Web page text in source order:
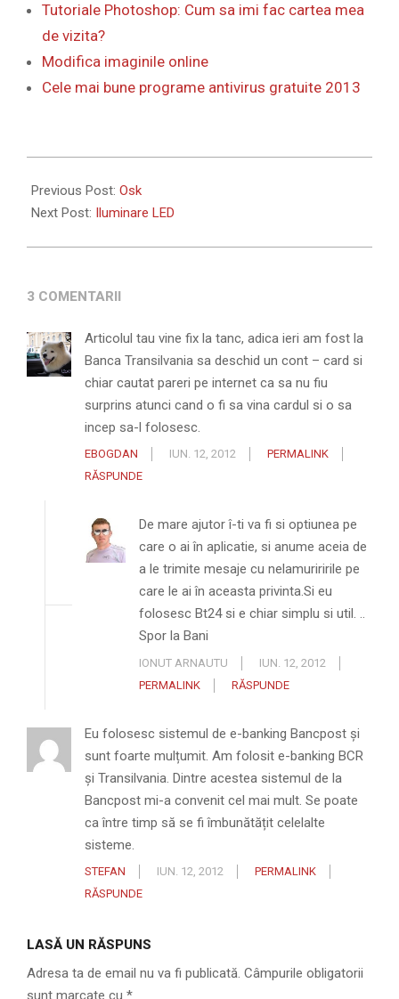
Tutoriale Photoshop: Cum sa imi fac cartea mea
de vizita?
Modifica imaginile online
Cele mai bune programe antivirus gratuite 2013
06-
12
Previous Post: Osk
Next Post: Iluminare LED
3 COMENTARII
Articolul tau vine fix la tanc, adica ieri am fost la
Banca Transilvania sa deschid un cont – card si
chiar cautat pareri pe internet ca sa nu fiu
surprins atunci cand o fi sa vina cardul si o sa
incep sa-l folosesc.
EBOGDAN IUN. 12, 2012
PERMALINK
RĂSPUNDE
De mare ajutor î-ti va fi si optiunea pe
care o ai în aplicatie, si anume aceia de
a le trimite mesaje cu nelamuriririle pe
care le ai în aceasta privinta.Si eu
folosesc Bt24 si e chiar simplu si util. ..
Spor la Bani
IONUT ARNAUTU
IUN. 12, 2012
PERMALINK
RĂSPUNDE
Eu folosesc sistemul de e-banking Bancpost și
sunt foarte mulțumit. Am folosit e-banking BCR
și Transilvania. Dintre acestea sistemul de la
Bancpost mi-a convenit cel mai mult. Se poate
ca între timp să se fi îmbunătățit celelalte
sisteme.
STEFAN IUN. 12, 2012
PERMALINK
RĂSPUNDE
LASĂ UN RĂSPUNS
Adresa ta de email nu va fi publicată. Câmpurile obligatorii
sunt marcate cu *